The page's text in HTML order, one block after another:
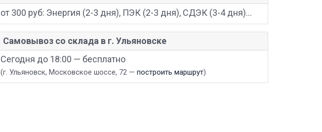
от 300 руб: Энергия (2-3 дня), ПЭК (2-3 дня), СДЭК (3-4 дня)...
Самовывоз со склада в г. Ульяновске
Сегодня до 18:00 — бесплатно
(г. Ульяновск, Московское шоссе, 72 — построить маршрут)